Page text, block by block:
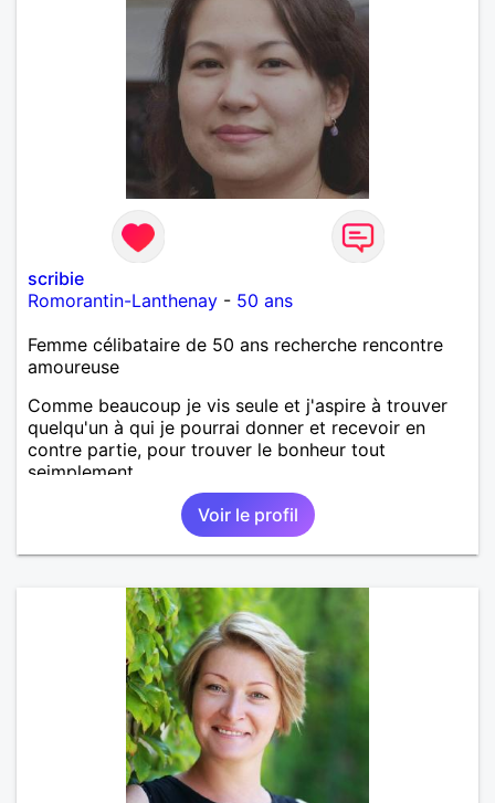
scribie
Romorantin-Lanthenay - 50 ans
Femme célibataire de 50 ans recherche rencontre
amoureuse
Comme beaucoup je vis seule et j'aspire à trouver
quelqu'un à qui je pourrai donner et recevoir en
contre partie, pour trouver le bonheur tout
seimplement.
Voir le profil